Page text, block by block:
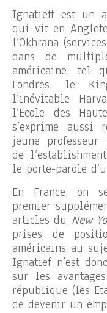
Ignatieff est un
qui vit en
l’Okhrana
dans de
américaine, tel
Londres, le
l’inévitable
l’Ecole des
s’exprime aussi
jeune professeur
de
le porte-parole
En France, on
premier
articles du New
prises de
américains au
Ignatief n’est
sur les
république (les
de devenir un